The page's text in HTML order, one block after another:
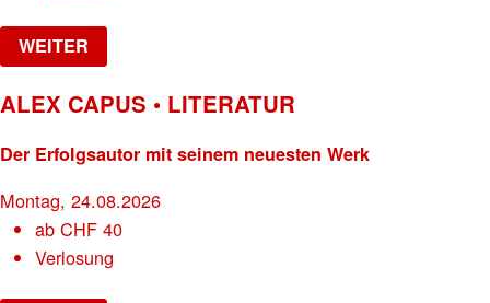
WEITER
ALEX CAPUS • LITERATUR
Der Erfolgsautor mit seinem neuesten Werk
Montag, 24.08.2026
abCHF 40
Verlosung